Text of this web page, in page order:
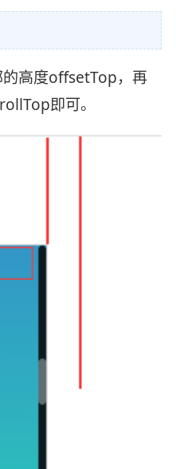
高度offsetTop，再
即可。